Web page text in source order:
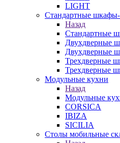
LIGHT
Стандартные
Назад
Стандартные
Двухдверные
Двухдверные
Трехдверные
Трехдверные
Модульные кухни
Назад
Модульные
CORSICA
IBIZA
SICILIA
Столы мобильные